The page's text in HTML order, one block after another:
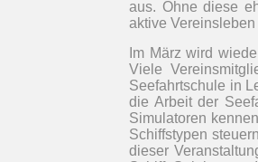
aus. Ohne diese
aktive
Im März wird
Viele
Seefahrtschule in
die Arbeit der
Simulatoren
Schiffstypen
dieser